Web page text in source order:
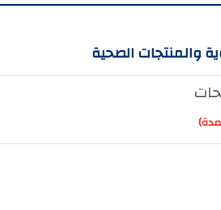
والمنتجات الصحية